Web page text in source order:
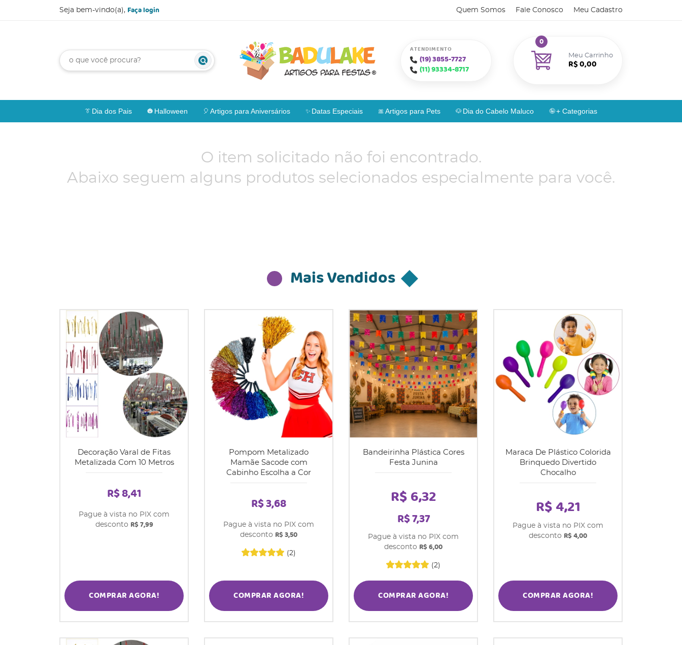
Seja bem-vindo(a), Faça login Quem Somos Fale Conosco Meu Cadastro
ATENDIMENTO
(19)3855-7727
(11)93334-8717
Meu Carrinho
0
R$ 0,00
Dia dos Pais Halloween Artigos para Aniversários Datas Especiais Artigos para Pets Dia do Cabelo Maluco + Categorias
O item solicitado não foi encontrado.
Abaixo seguem alguns produtos selecionados especialmente para você.
Mais Vendidos
Decoração Varal de Fitas
Metalizada Com 10 Metros
R$ 8,41
Pague à vista no PIX com
desconto R$ 7,99
COMPRAR AGORA!
Pompom Metalizado
Mamãe Sacode com
Cabinho Escolha a Cor
(2)
R$ 3,68
Pague à vista no PIX com
desconto R$ 3,50
COMPRAR AGORA!
Bandeirinha Plástica Cores
Festa Junina
(2)
R$ 6,32
R$ 7,37
Pague à vista no PIX com
desconto R$ 6,00
COMPRAR AGORA!
Maraca De Plástico Colorida
Brinquedo Divertido
Chocalho
R$ 4,21
Pague à vista no PIX com
desconto R$ 4,00
COMPRAR AGORA!